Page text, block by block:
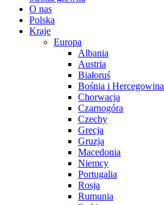
O nas
Polska
Kraje
Europa
Albania
Austria
Białoruś
Bośnia i Hercegowina
Chorwacja
Czarnogóra
Czechy
Grecja
Gruzja
Macedonia
Niemcy
Portugalia
Rosja
Rumunia